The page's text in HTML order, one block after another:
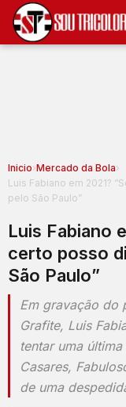
Inicio›Mercado da Bola›
Luis Fabiano em 2021?
pelo São Paulo”
Luis Fabiano
certo posso
São Paulo”
Em gravação do
Grafite, Luis
tentar uma
Casares,
de uma